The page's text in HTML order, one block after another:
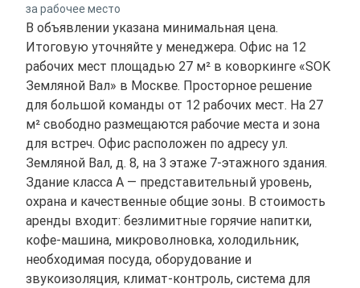
за рабочее место
В объявлении указана минимальная цена.
Итоговую уточняйте у менеджера. Офис на 12
рабочих мест площадью 27 м² в коворкинге «SOK
Земляной Вал» в Москве. Просторное решение
для большой команды от 12 рабочих мест. На 27
м² свободно размещаются рабочие места и зона
для встреч. Офис расположен по адресу ул.
Земляной Вал, д. 8, на 3 этаже 7-этажного здания.
Здание класса A — представительный уровень,
охрана и качественные общие зоны. В стоимость
аренды входит: безлимитные горячие напитки,
кофе-машина, микроволновка, холодильник,
необходимая посуда, оборудование и
звукоизоляция, климат-контроль, система для